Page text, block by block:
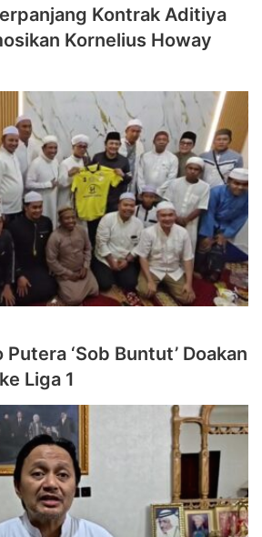
Kontrak Aditiya
Kornelius Howay
‘Sob Buntut’ Doakan
Liga 1